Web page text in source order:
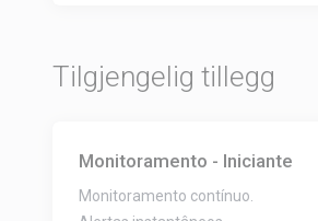
Tilgjengelig tillegg
Monitoramento - Iniciante
Monitoramento contínuo.